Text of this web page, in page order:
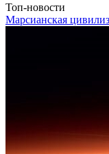
Топ-новости
Марсианская